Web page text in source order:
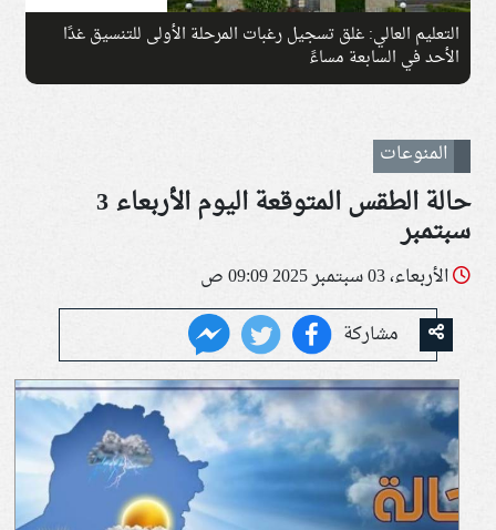
التعليم العالي: غلق تسجيل رغبات المرحلة الأولى للتنسيق غدًا
الأحد في السابعة مساءً
المنوعات
حالة الطقس المتوقعة اليوم الأربعاء 3
سبتمبر
الأربعاء، 03 سبتمبر 2025 09:09 ص
مشاركة